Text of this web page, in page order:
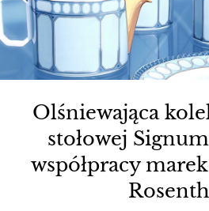
Olśniewająca
stołowej
współpracy